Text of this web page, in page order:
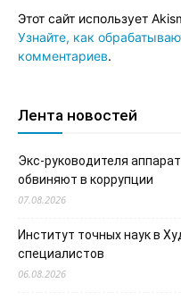
Этот сайт использует
Узнайте, как
комментариев.
Лента новостей
Экс-руководителя
обвиняют в коррупции
07.08.2026
Институт точных наук в
специалистов
06.08.2026